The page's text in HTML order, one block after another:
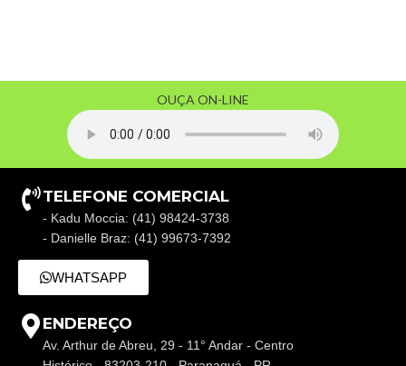
OUÇA ON-LINE
TELEFONE COMERCIAL
- Kadu Moccia: (41) 98424-3738
- Danielle Braz: (41) 99673-7392
WHATSAPP
ENDEREÇO
Av. Arthur de Abreu, 29 - 11° Andar - Centro